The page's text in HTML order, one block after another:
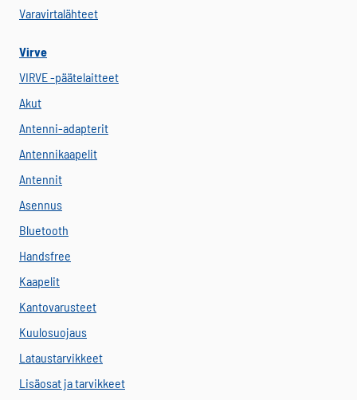
Varavirtalähteet
Virve
VIRVE -päätelaitteet
Akut
Antenni-adapterit
Antennikaapelit
Antennit
Asennus
Bluetooth
Handsfree
Kaapelit
Kantovarusteet
Kuulosuojaus
Lataustarvikkeet
Lisäosat ja tarvikkeet